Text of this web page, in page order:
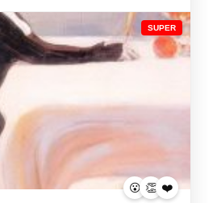
SUPER
😮 👏 ❤️